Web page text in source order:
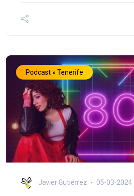
Podcast » Tenerife
Javier Gutiérrez 05-03-2024